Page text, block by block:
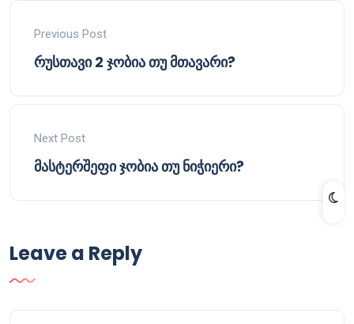
Previous Post
რუსთავი 2 ჯობია თუ მთავარი?
Next Post
მასტერშეფი ჯობია თუ ნიჭიერი?
Leave a Reply